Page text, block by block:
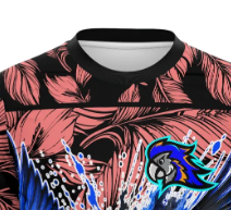
Ciclismo
Portuguesa